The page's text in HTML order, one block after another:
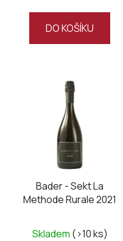
DO KOŠÍKU
Bader - Sekt La
Methode Rurale 2021
Skladem (>10 ks)